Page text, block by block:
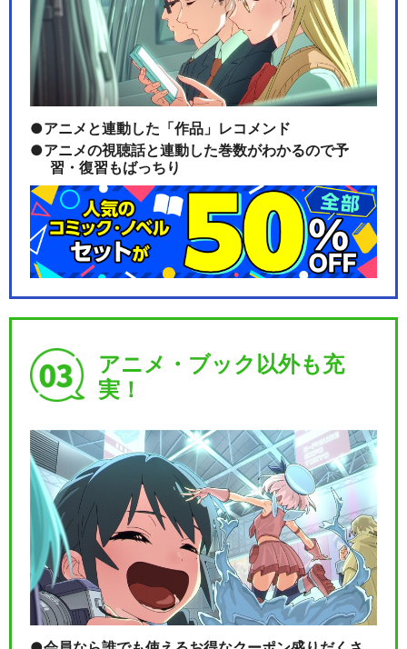
アニメと連動した「作品」レコメンド
アニメの視聴話と連動した巻数がわかるので予
習・復習もばっちり
アニメ・ブック以外も充
実！